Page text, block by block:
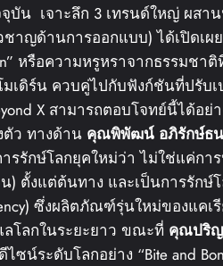
บัน เจาะลึก 3 เทรนด์ใหญ่ ผส
ชาญด้านการออกแบบ) ได้เปิดเ
หรือความหรูหราจากธรรมชา
เดิร์น ควบคู่ไปกับฟังก์ชันที่ปรับ
X สามารถตอบโจทย์นี้ได้อ
ตัว ทางด้าน คุณพิพัฒน์ อภิรักษ์ธ
รรักษ์โลกยุคใหม่ว่า ไม่ใช่แค่ก
) ตั้งแต่ต้นทาง และเป็นการรัก
ซึ่งผลิตภัณฑ์รุ่นใหม่ของแค
โลกในระยะยาว ขณะที่ คุณปริญ
ไซน์ระดับโลกอย่าง “Bite and